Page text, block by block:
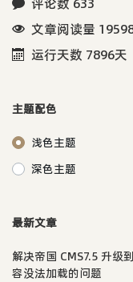
文章阅读量
运行天数 7896天
主题配色
浅色主题
深色主题
最新文章
解决帝国 CMS7.5 升级
容没法加载的问题